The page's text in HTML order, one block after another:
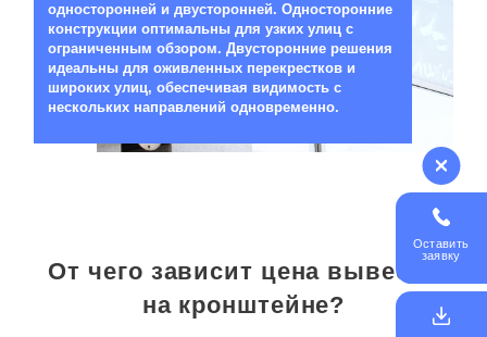
односторонней и двусторонней. Односторонние
конструкции оптимальны для узких улиц с
ограниченным обзором. Двусторонние решения
идеальны для оживленных перекрестков и
широких улиц, обеспечивая видимость с
нескольких направлений одновременно.
От чего зависит цена вывески
на кронштейне?
Оставить
заявку